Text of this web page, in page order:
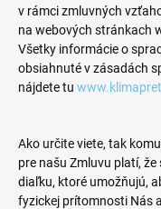
v rámci zmluvných
na webových stránkach
Všetky informácie o
obsiahnuté v zásadách
nájdete tu
Ako určite viete, tak
pre našu Zmluvu platí,
diaľku, ktoré umožňujú,
fyzickej prítomnosti Nás